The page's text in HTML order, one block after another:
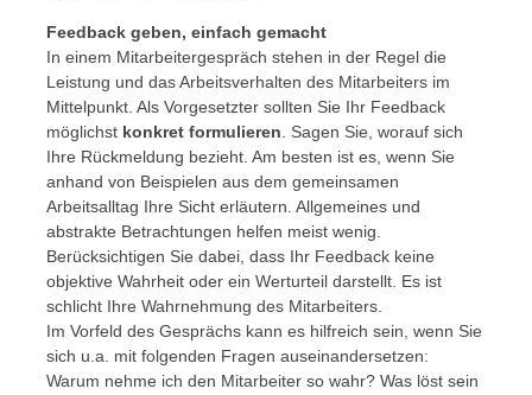
Feedback geben, einfach gemacht
In einem Mitarbeitergespräch stehen in der Regel die
Leistung und das Arbeitsverhalten des Mitarbeiters im
Mittelpunkt. Als Vorgesetzter sollten Sie Ihr Feedback
möglichst konkret formulieren . Sagen Sie, worauf sich
Ihre Rückmeldung bezieht. Am besten ist es, wenn Sie
anhand von Beispielen aus dem gemeinsamen
Arbeitsalltag Ihre Sicht erläutern. Allgemeines und
abstrakte Betrachtungen helfen meist wenig.
Berücksichtigen Sie dabei, dass Ihr Feedback keine
objektive Wahrheit oder ein Werturteil darstellt. Es ist
schlicht Ihre Wahrnehmung des Mitarbeiters.
Im Vorfeld des Gesprächs kann es hilfreich sein, wenn Sie
sich u.a. mit folgenden Fragen auseinandersetzen:
Warum nehme ich den Mitarbeiter so wahr? Was löst sein